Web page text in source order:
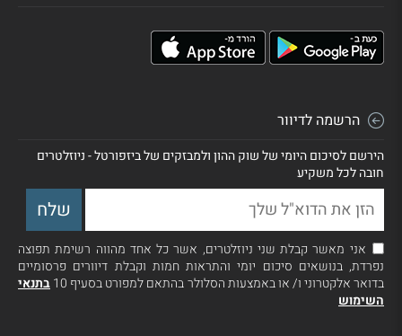
הרשמה לדיוור
הירשם לסיכום היומי של שוק ההון ולמבזקים של ביזפורטל - ניוזלטרים
חובה לכל משקיע
אני מאשר קבלת שני ניוזלטרים, אשר כל אחד מהווה רשימת תפוצה
נפרדת, בנושאים סיכום יומי והתראות חמות וקבלת דיוורים פרסומיים
בדואר אלקטרוני ו/ או באמצעות הסלולר בהתאם למפורט בסעיף 10
בתנאי
השימוש